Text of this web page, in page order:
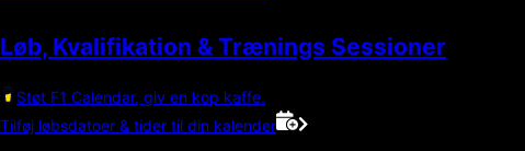
Løb, Kvalifikation & Trænings Sessioner
Støt F1 Calendar, giv en kop kaffe.
Tilføj løbsdatoer & tider til din kalender